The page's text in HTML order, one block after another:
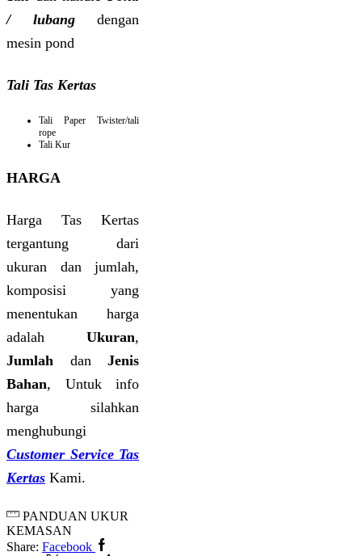
/ lubangdengan
mesin pond
Tali Tas Kertas
Tali Paper Twister/tali
rope
Tali Kur
HARGA
Harga Tas Kertas
tergantung dari
ukuran dan jumlah,
komposisi yang
menentukan harga
adalahUkuran,
Jumlah danJenis
Bahan, Untuk info
harga silahkan
menghubungi
Customer Service Tas
Kertas Kami.
PANDUAN UKUR
KEMASAN
Share: Facebook